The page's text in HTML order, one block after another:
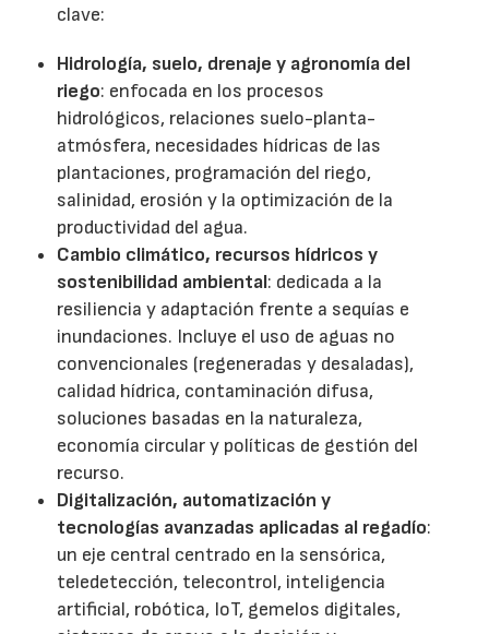
clave:
Hidrología, suelo, drenaje y agronomía del
riego: enfocada en los procesos
hidrológicos, relaciones suelo-planta-
atmósfera, necesidades hídricas de las
plantaciones, programación del riego,
salinidad, erosión y la optimización de la
productividad del agua.
Cambio climático, recursos hídricos y
sostenibilidad ambiental: dedicada a la
resiliencia y adaptación frente a sequías e
inundaciones. Incluye el uso de aguas no
convencionales (regeneradas y desaladas),
calidad hídrica, contaminación difusa,
soluciones basadas en la naturaleza,
economía circular y políticas de gestión del
recurso.
Digitalización, automatización y
tecnologías avanzadas aplicadas al regadío:
un eje central centrado en la sensórica,
teledetección, telecontrol, inteligencia
artificial, robótica, IoT, gemelos digitales,